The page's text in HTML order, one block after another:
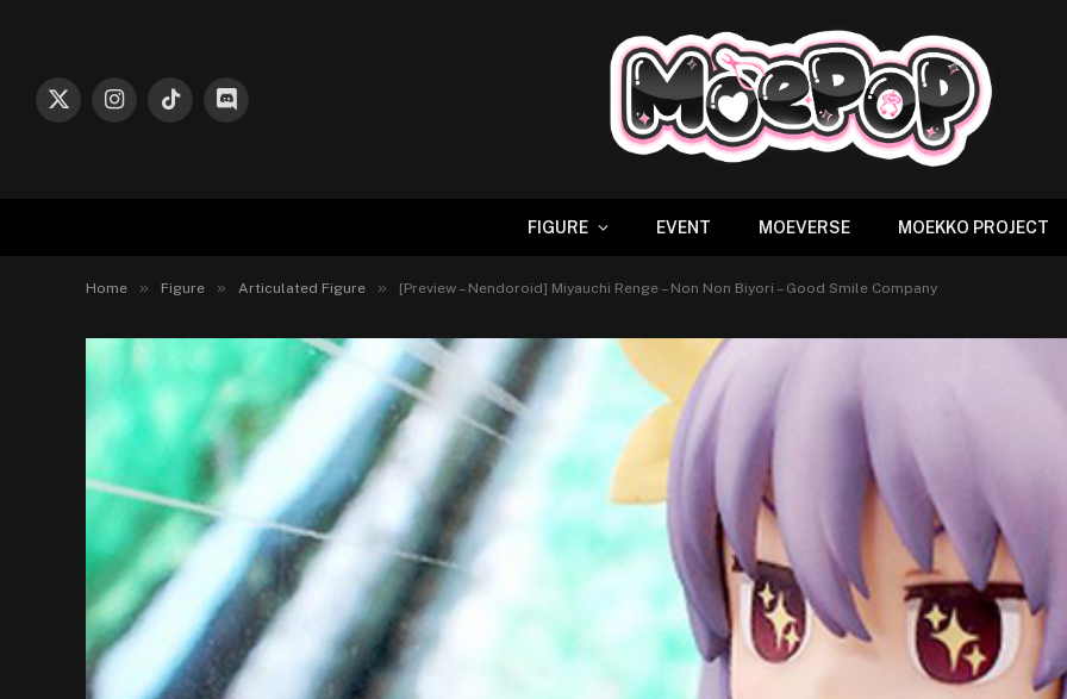
X
InstagramTikTokDiscord
FIGURE EVENT MOEVERSE MOEKKO PROJECT
Home » Figure » Articulated Figure » [Preview – Nendoroid] Miyauchi Renge – Non Non Biyori – Good Smile Company